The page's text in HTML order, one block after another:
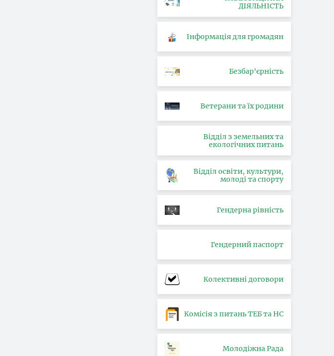
ДІЯЛЬНІСТЬ
Інформація для громадян
Безбар'єрність
Ветерани та їх родини
Відділ з земельних та
екологічних питань
Відділ освіти, культури,
молоді та спорту
Гендерна рівність
Гендерний паспорт
Колективні договори
Комісія з питань ТЕБ та НС
Молодіжна Рада